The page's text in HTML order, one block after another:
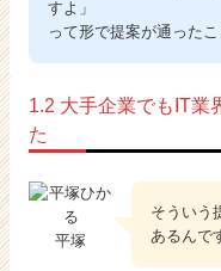
すよ」
って形で提案が通った
1.2 大手企業でもIT業
た
平塚
そういう
あるんで